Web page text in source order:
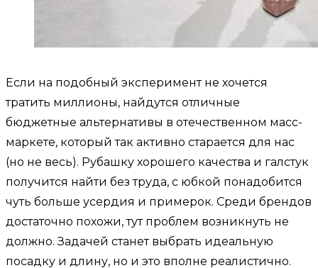
Если на подобный эксперимент не хочется
тратить миллионы, найдутся отличные
бюджетные альтернативы в отечественном масс-
маркете, который так активно старается для нас
(но не весь). Рубашку хорошего качества и галстук
получится найти без труда, с юбкой понадобится
чуть больше усердия и примерок. Среди брендов
достаточно похожи, тут проблем возникнуть не
должно. Задачей станет выбрать идеальную
посадку и длину, но и это вполне реалистично.